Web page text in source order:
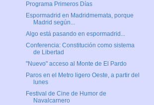
Programa Primeros Días
Espormadrid en Madridmemata, porque
Madrid según...
Algo está pasando en espormadrid...
Conferencia: Constitución como sistema
de Libertad
"Nuevo" acceso al Monte de El Pardo
Paros en el Metro ligero Oeste, a partir del
lunes
Festival de Cine de Humor de
Navalcarnero